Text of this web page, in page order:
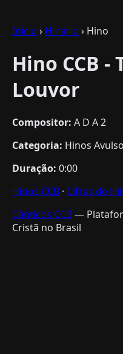
Início › Hinário › Hino
Hino CCB -
Louvor
Compositor: A D A 2
Categoria: Hinos
Duração: 0:00
Hinos CCB · Cifras de
Cânticos CCB—
Cristã no Brasil